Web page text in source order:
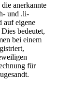
anerkannte
und .li-
auf eigene
bedeutet,
bei einem
für